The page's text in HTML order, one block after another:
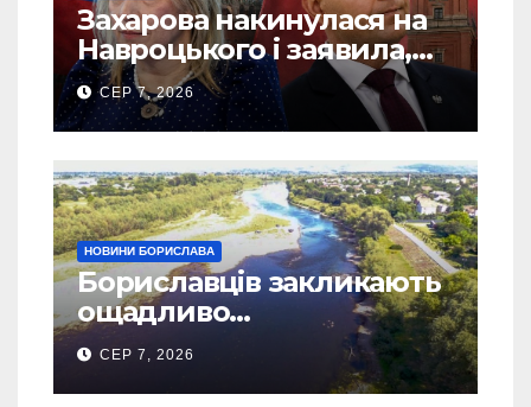
Захарова накинулася на
Навроцького і заявила,
що Польща зобов’язана
існуванням Сталіну
СЕР 7, 2026
НОВИНИ БОРИСЛАВА
Бориславців закликають
ощадливо
використовувати воду
СЕР 7, 2026